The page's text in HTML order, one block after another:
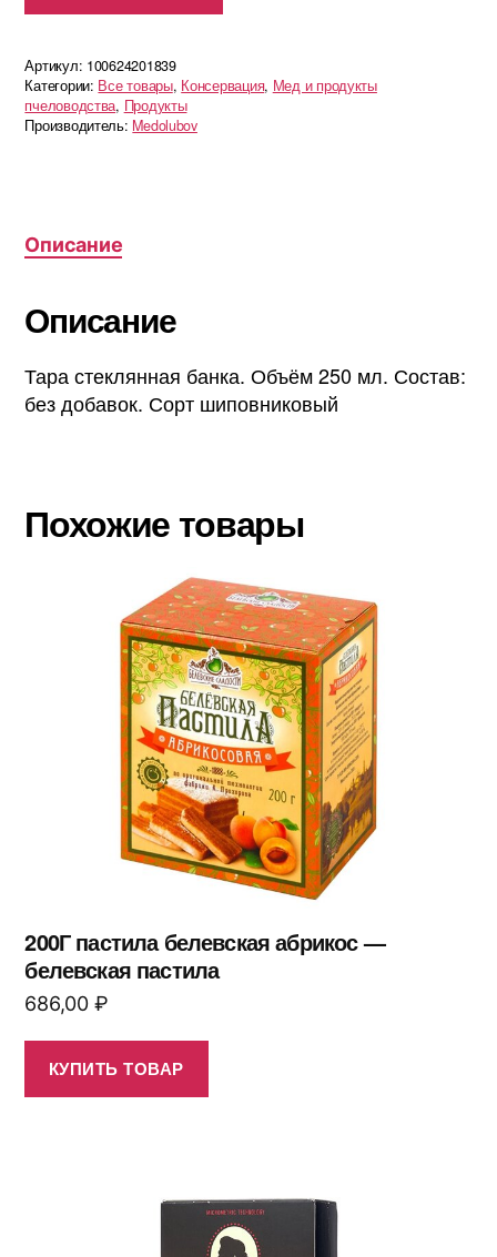
Артикул: 100624201839
Категории: Все товары, Консервация, Мед и продукты
пчеловодства, Продукты
Производитель: Medolubov
Описание
Описание
Тара стеклянная банка. Объём 250 мл. Состав:
без добавок. Сорт шиповниковый
Похожие товары
200Г пастила белевская абрикос —
белевская пастила
686,00 ₽
КУПИТЬ ТОВАР